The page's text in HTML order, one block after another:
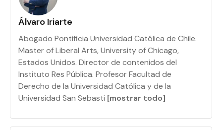
Álvaro Iriarte
Abogado Pontificia Universidad Católica de Chile.
Master of Liberal Arts, University of Chicago,
Estados Unidos. Director de contenidos del
Instituto Res Pública. Profesor Facultad de
Derecho de la Universidad Católica y de la
Universidad San Sebasti [mostrar todo]